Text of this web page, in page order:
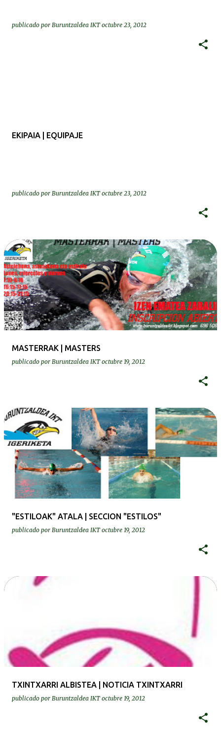
publicado por Buruntzaldea IKT octubre 23, 2012
EKIPAIA | EQUIPAJE
publicado por Buruntzaldea IKT octubre 23, 2012
MASTERRAK | MASTERS
publicado por Buruntzaldea IKT octubre 19, 2012
"ESTILOAK" ATALA | SECCION "ESTILOS"
publicado por Buruntzaldea IKT octubre 19, 2012
TXINTXARRI ALBISTEA | NOTICIA TXINTXARRI
publicado por Buruntzaldea IKT octubre 19, 2012